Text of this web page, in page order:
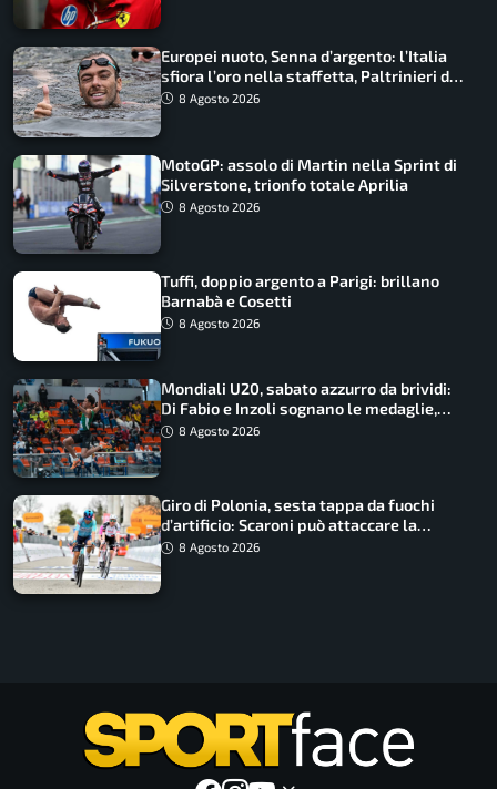
Europei nuoto, Senna d’argento: l’Italia
sfiora l’oro nella staffetta, Paltrinieri da
urlo, il bilancio azzurro
8 Agosto 2026
MotoGP: assolo di Martin nella Sprint di
Silverstone, trionfo totale Aprilia
8 Agosto 2026
Tuffi, doppio argento a Parigi: brillano
Barnabà e Cosetti
8 Agosto 2026
Mondiali U20, sabato azzurro da brividi:
Di Fabio e Inzoli sognano le medaglie,
Castellani e Succo in finale
8 Agosto 2026
Giro di Polonia, sesta tappa da fuochi
d’artificio: Scaroni può attaccare la
maglia di Lemmen
8 Agosto 2026